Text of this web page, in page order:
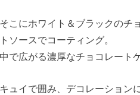
こにホワイト＆ブラックのチ
ソースでコーティング。
で広がる濃厚なチョコレート
ュイで囲み、デコレーション